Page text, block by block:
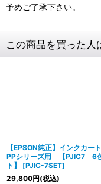
予めご了承下さい。
この商品を買った人
【EPSON純正】インクカー
PPシリーズ用 【PJIC7 6
ト】
[PJIC-7SET]
29,800円(税込)